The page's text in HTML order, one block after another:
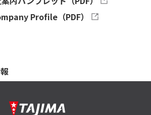
Profile（PDF）